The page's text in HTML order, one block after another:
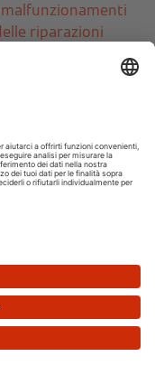
riparazioni
è più possibile
caldaia, però,
un
eaffidabile,
un impianto più
permette tutto
installazione
durante la